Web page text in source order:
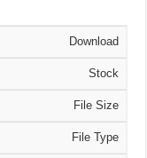
Download
Stock
File Size
File Type